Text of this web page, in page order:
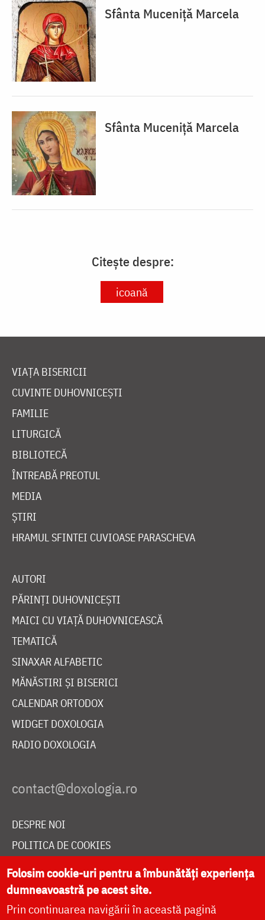
Sfânta Muceniță Marcela
Sfânta Muceniță Marcela
Citește despre:
icoană
VIAȚA BISERICII
CUVINTE DUHOVNICEȘTI
FAMILIE
LITURGICĂ
BIBLIOTECĂ
ÎNTREABĂ PREOTUL
MEDIA
ȘTIRI
HRAMUL SFINTEI CUVIOASE PARASCHEVA
AUTORI
PĂRINȚI DUHOVNICEȘTI
MAICI CU VIAȚĂ DUHOVNICEASCĂ
TEMATICĂ
SINAXAR ALFABETIC
MĂNĂSTIRI ȘI BISERICI
CALENDAR ORTODOX
WIDGET DOXOLOGIA
RADIO DOXOLOGIA
DESPRE NOI
POLITICA DE COOKIES
DONEAZĂ ONLINE PENTRU CATEDRALA NAȚIONALĂ
LIVE
Folosim cookie-uri pentru a îmbunătăți experiența
dumneavoastră pe acest site.
Prin continuarea navigării în această pagină